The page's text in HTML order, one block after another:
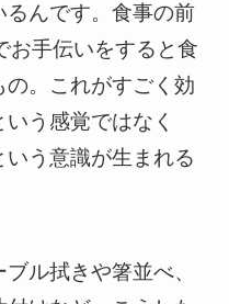
るんです。食事の前
お手伝いをすると食
。これがすごく効
う感覚ではなく
いう意識が生まれる
ル拭きや箸並べ、